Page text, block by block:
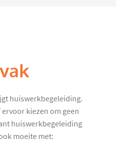
huiswerkbegeleiding.
kiezen om geen
huiswerkbegeleiding
moeite met: